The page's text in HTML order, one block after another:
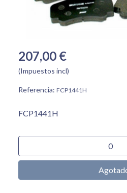
207,00 €
(Impuestos incl)
Referencia: FCP1441H
FCP1441H